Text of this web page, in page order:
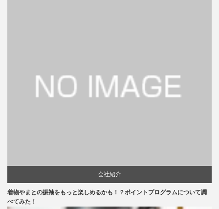
会社紹介
着物やまとの振袖をもっと楽しめるかも！？ポイントプログラムについて調
べてみた！